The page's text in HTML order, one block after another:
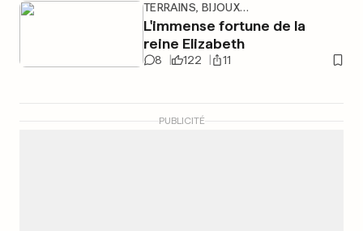
TERRAINS, BIJOUX…
L'immense fortune de la
reine Elizabeth
8 122 11
PUBLICITÉ